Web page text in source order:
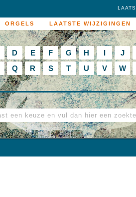
ORGELS LAATSTE WIJZIGINGEN
D E F G H I J
Q R S T U V W